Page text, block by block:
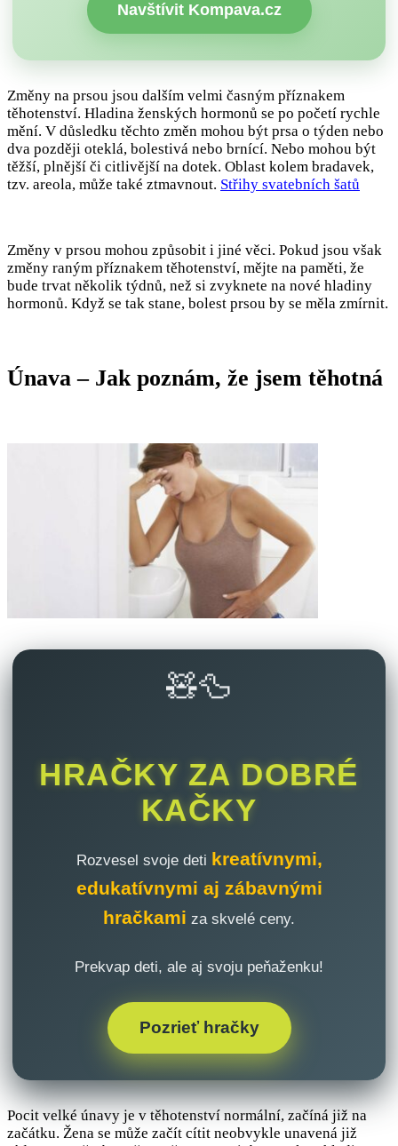
Navštívit Kompava.cz
Změny na prsou jsou dalším velmi časným příznakem
těhotenství. Hladina ženských hormonů se po početí rychle
mění. V důsledku těchto změn mohou být prsa o týden nebo
dva později oteklá, bolestivá nebo brnící. Nebo mohou být
těžší, plnější či citlivější na dotek. Oblast kolem bradavek,
tzv. areola, může také ztmavnout. Střihy svatebních šatů
Změny v prsou mohou způsobit i jiné věci. Pokud jsou však
změny raným příznakem těhotenství, mějte na paměti, že
bude trvat několik týdnů, než si zvyknete na nové hladiny
hormonů. Když se tak stane, bolest prsou by se měla zmírnit.
Únava – Jak poznám, že jsem těhotná
🧸🦆
HRAČKY ZA DOBRÉ
KAČKY
Rozvesel svoje deti kreatívnymi,
edukatívnymi aj zábavnými
hračkami za skvelé ceny.
Prekvap deti, ale aj svoju peňaženku!
Pozrieť hračky
Pocit velké únavy je v těhotenství normální, začíná již na
začátku. Žena se může začít cítit neobvykle unavená již